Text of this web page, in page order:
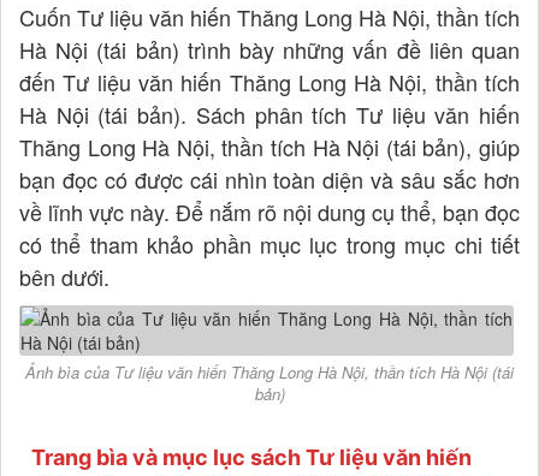
Cuốn Tư liệu văn hiến Thăng Long Hà Nội, thần tích
Hà Nội (tái bản) trình bày những vấn đề liên quan
đến Tư liệu văn hiến Thăng Long Hà Nội, thần tích
Hà Nội (tái bản). Sách phân tích Tư liệu văn hiến
Thăng Long Hà Nội, thần tích Hà Nội (tái bản), giúp
bạn đọc có được cái nhìn toàn diện và sâu sắc hơn
về lĩnh vực này. Để nắm rõ nội dung cụ thể, bạn đọc
có thể tham khảo phần mục lục trong mục chi tiết
bên dưới.
Ảnh bìa của Tư liệu văn hiến Thăng Long Hà Nội, thần tích Hà Nội (tái
bản)
Trang bìa và mục lục sách Tư liệu văn hiến